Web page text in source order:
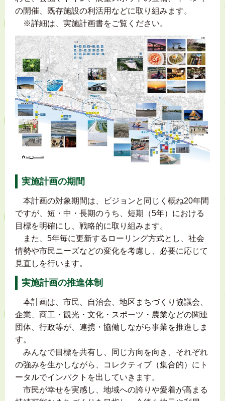
の開催、既存施設の利活用などに取り組みます。
※詳細は、実施計画書をご覧ください。
実施計画の期間
本計画の対象期間は、ビジョンと同じく概ね20年間
ですが、短・中・長期のうち、短期（5年）における
目標を明確にし、戦略的に取り組みます。
また、5年毎に更新するローリング方式とし、社会
情勢や市民ニーズなどの変化を考慮し、必要に応じて
見直しを行います。
実施計画の推進体制
本計画は、市民、自治会、地区まちづくり協議会、
企業、商工・観光・文化・スポーツ・農業などの関連
団体、行政等が、連携・協働しながら事業を推進しま
す。
みんなで目標を共有し、同じ方向を向き、それぞれ
の強みを生かしながら、コレクティブ（集合的）にト
ータルでインパクトを出していきます。
市民が幸せを実感し、地域への誇りや愛着が高まる